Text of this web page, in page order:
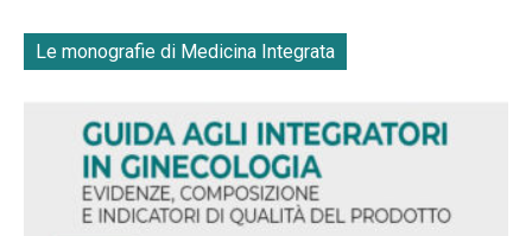
Le monografie di Medicina Integrata